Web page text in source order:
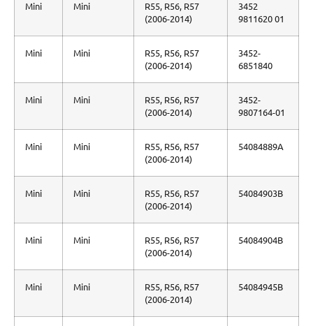
Mini Mini
R55, R56, R57
(2006-2014)
3452
9811620 01
Mini Mini
R55, R56, R57
(2006-2014)
3452-
6851840
Mini Mini
R55, R56, R57
(2006-2014)
3452-
9807164-01
Mini Mini
R55, R56, R57
(2006-2014)
54084889A
Mini Mini
R55, R56, R57
(2006-2014)
54084903B
Mini Mini
R55, R56, R57
(2006-2014)
54084904B
Mini Mini
R55, R56, R57
(2006-2014)
54084945B